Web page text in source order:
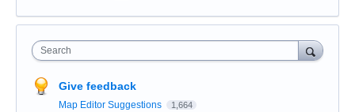
Search
Give feedback
Map Editor Suggestions 1,664